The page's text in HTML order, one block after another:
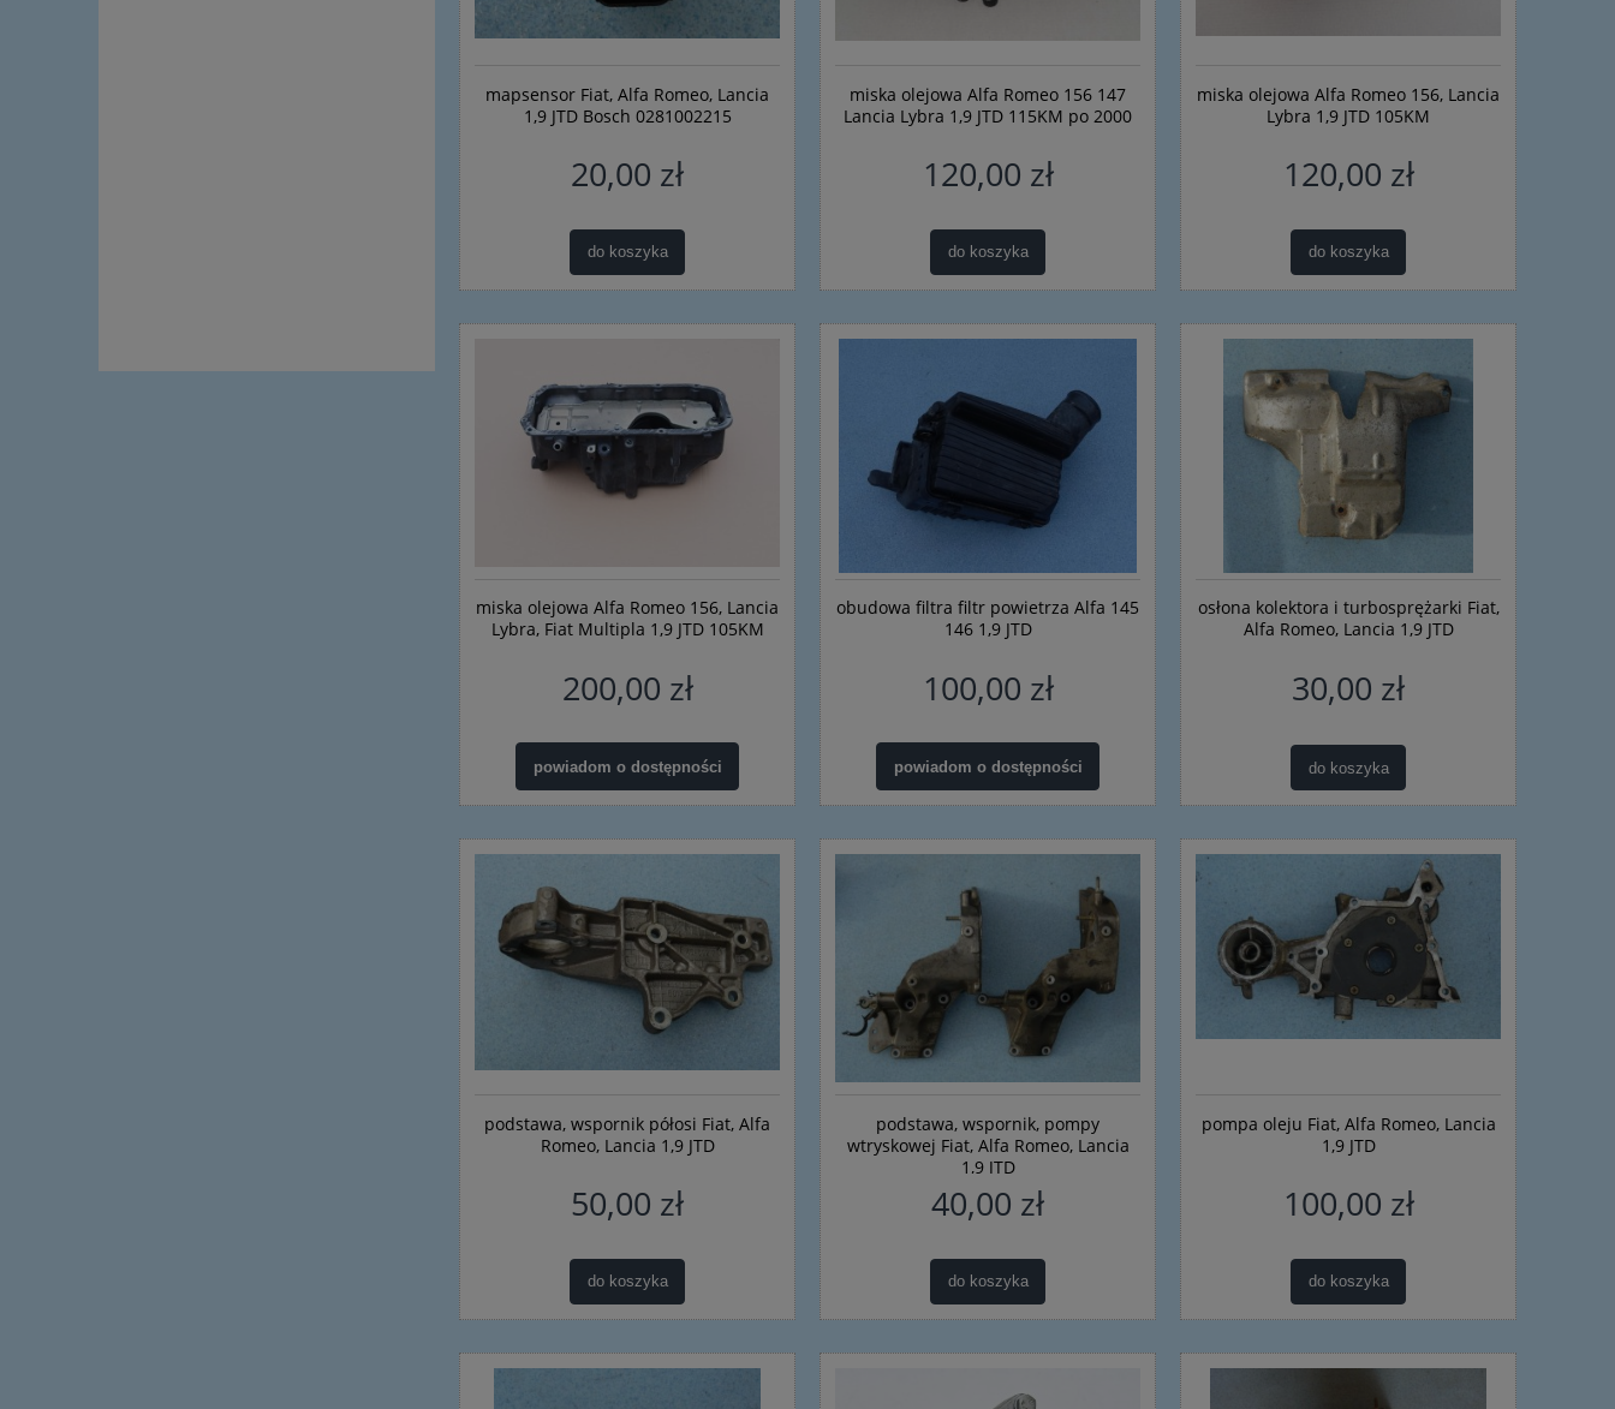
mapsensor Fiat, Alfa Romeo, Lancia
1,9 JTD Bosch 0281002215
20,00 zł
do koszyka
miska olejowa Alfa Romeo 156 147
Lancia Lybra 1,9 JTD 115KM po 2000
120,00 zł
do koszyka
miska olejowa Alfa Romeo 156, Lancia
Lybra 1,9 JTD 105KM
120,00 zł
do koszyka
miska olejowa Alfa Romeo 156, Lancia
Lybra, Fiat Multipla 1,9 JTD 105KM
200,00 zł
powiadom o dostępności
obudowa filtra filtr powietrza Alfa 145
146 1,9 JTD
100,00 zł
powiadom o dostępności
osłona kolektora i turbosprężarki Fiat,
Alfa Romeo, Lancia 1,9 JTD
30,00 zł
do koszyka
podstawa, wspornik półosi Fiat, Alfa
Romeo, Lancia 1,9 JTD
50,00 zł
do koszyka
podstawa, wspornik, pompy
wtryskowej Fiat, Alfa Romeo, Lancia
1,9 JTD
40,00 zł
do koszyka
pompa oleju Fiat, Alfa Romeo, Lancia
1,9 JTD
100,00 zł
do koszyka